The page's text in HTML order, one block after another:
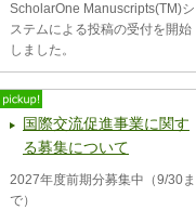
ScholarOne Manuscripts(TM)シ
ステムによる投稿の受付を開始
しました。
国際交流促進事業に関す
る募集について
2027年度前期分募集中（9/30ま
で）